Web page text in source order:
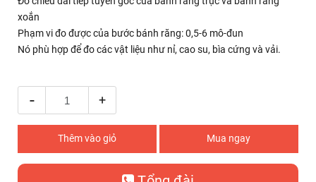
xoắn
Phạm vi đo được của bước bánh răng: 0,5-6 mô-đun
Nó phù hợp để đo các vật liệu như nỉ, cao su, bìa cứng và vải.
- +
Thêm vào giỏ Mua ngay